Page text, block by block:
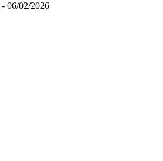
- 06/02/2026